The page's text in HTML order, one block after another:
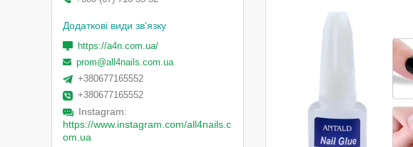
https://a4n.com.ua/
prom@all4nails.com.ua
+380677165552
+380677165552
Instagram
https://www.instagram.com/all4nails.c
om.ua